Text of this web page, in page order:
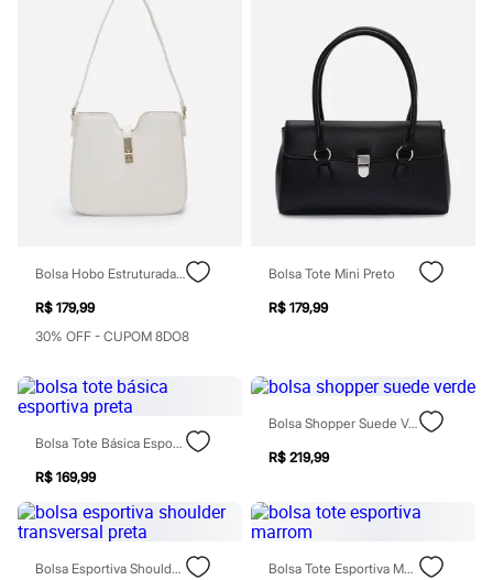
Niina Secrets
Rabanne
Real Techniques
Vizzela
Perfumes
Perfumes femininos
Perfumes masculinos
Novidades
Calças
Casacos e Jaquetas
Jeans
Shorts e Bermudas
T-shirt
Acessórios
Alfaiataria
Calçados
Guarda-roupa
Moda esportiva
Plus size
Special Basics
Bolsa Hobo Estruturada Off White
R$ 179,99
30% OFF - CUPOM 8DO8
Bolsa Tote Mini Preto
R$ 179,99
Bolsa Tote Básica Esportiva Preta
R$ 169,99
Bolsa Shopper Suede Verde
R$ 219,99
Bolsa Esportiva Shoulder Transversal Preta Bolsa Tote Esportiva Marrom